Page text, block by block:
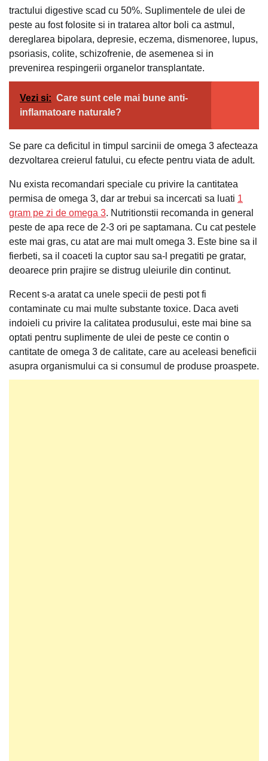
tractului digestive scad cu 50%. Suplimentele de ulei de
peste au fost folosite si in tratarea altor boli ca astmul,
dereglarea bipolara, depresie, eczema, dismenoree, lupus,
psoriasis, colite, schizofrenie, de asemenea si in
prevenirea respingerii organelor transplantate.
Vezi si: Care sunt cele mai bune anti-
inflamatoare naturale?
Se pare ca deficitul in timpul sarcinii de omega 3 afecteaza
dezvoltarea creierul fatului, cu efecte pentru viata de adult.
Nu exista recomandari speciale cu privire la cantitatea
permisa de omega 3, dar ar trebui sa incercati sa luati 1
gram pe zi de omega 3. Nutritionstii recomanda in general
peste de apa rece de 2-3 ori pe saptamana. Cu cat pestele
este mai gras, cu atat are mai mult omega 3. Este bine sa il
fierbeti, sa il coaceti la cuptor sau sa-l pregatiti pe gratar,
deoarece prin prajire se distrug uleiurile din continut.
Recent s-a aratat ca unele specii de pesti pot fi
contaminate cu mai multe substante toxice. Daca aveti
indoieli cu privire la calitatea produsului, este mai bine sa
optati pentru suplimente de ulei de peste ce contin o
cantitate de omega 3 de calitate, care au aceleasi beneficii
asupra organismului ca si consumul de produse proaspete.